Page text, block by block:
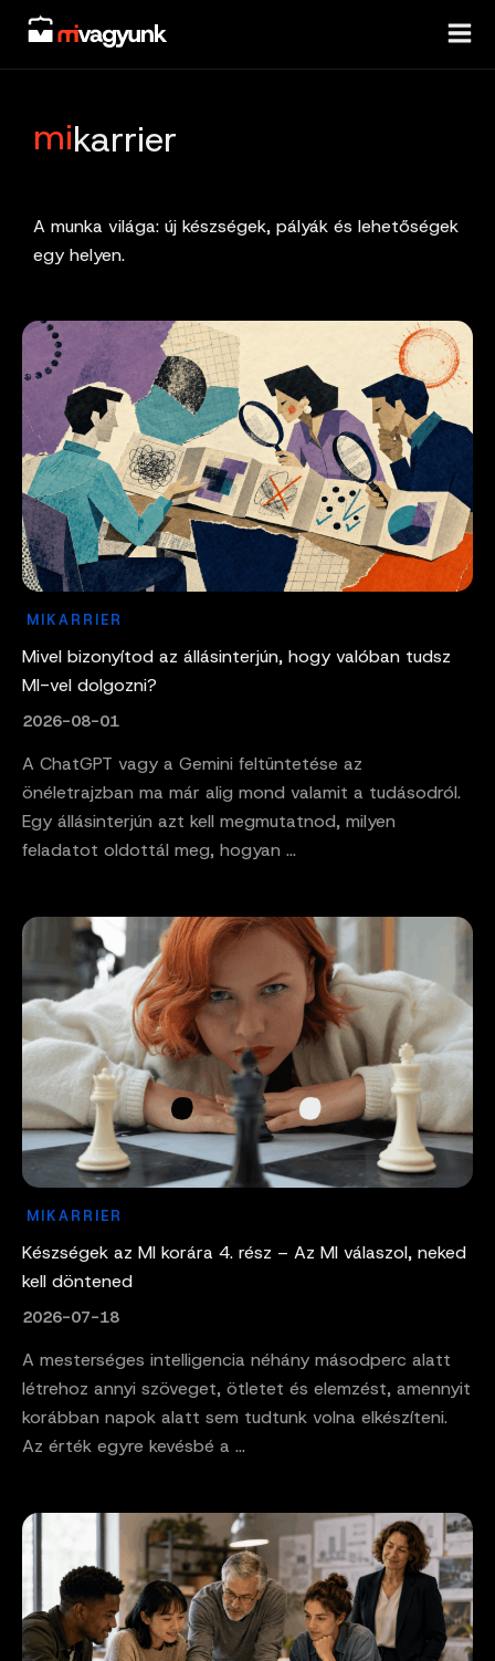
Skip
content
mikarrier
A munka világa: új készségek, pályák és lehetőségek
egy helyen.
MIKARRIER
Mivel bizonyítod az állásinterjún, hogy valóban tudsz
MI-vel dolgozni?
2026-08-01
A ChatGPT vagy a Gemini feltüntetése az
önéletrajzban ma már alig mond valamit a tudásodról.
Egy állásinterjún azt kell megmutatnod, milyen
feladatot oldottál meg, hogyan ...
MIKARRIER
Készségek az MI korára 4. rész – Az MI válaszol, neked
kell döntened
2026-07-18
A mesterséges intelligencia néhány másodperc alatt
létrehoz annyi szöveget, ötletet és elemzést, amennyit
korábban napok alatt sem tudtunk volna elkészíteni.
Az érték egyre kevésbé a ...